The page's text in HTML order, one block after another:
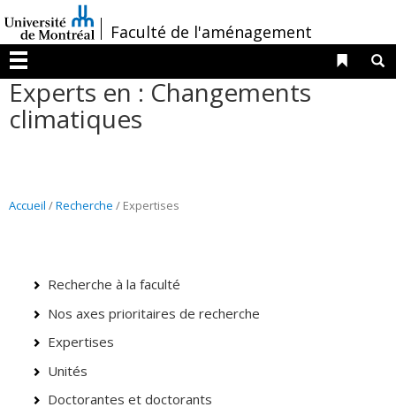
au
contenu
/Faculté de l'aménagement
Menu
Liens
Experts en : Changements
climatiques
Accueil /Recherche / Expertises
Recherche à la faculté
Nos axes prioritaires de recherche
Expertises
Unités
Doctorantes et doctorants